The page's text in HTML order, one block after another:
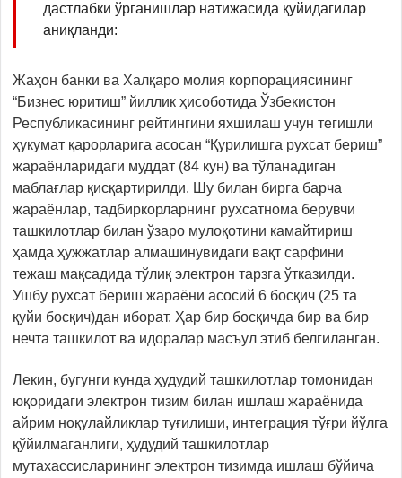
дастлабки ўрганишлар натижасида қуйидагилар
аниқланди:
Жаҳон банки ва Халқаро молия корпорациясининг
“Бизнес юритиш” йиллик ҳисоботида Ўзбекистон
Республикасининг рейтингини яхшилаш учун тегишли
ҳукумат қарорларига асосан “Қурилишга рухсат бериш”
жараёнларидаги муддат (84 кун) ва тўланадиган
маблағлар қисқартирилди. Шу билан бирга барча
жараёнлар, тадбиркорларнинг рухсатнома берувчи
ташкилотлар билан ўзаро мулоқотини камайтириш
ҳамда ҳужжатлар алмашинувидаги вақт сарфини
тежаш мақсадида тўлиқ электрон тарзга ўтказилди.
Ушбу рухсат бериш жараёни асосий 6 босқич (25 та
қуйи босқич)дан иборат. Ҳар бир босқичда бир ва бир
нечта ташкилот ва идоралар масъул этиб белгиланган.
Лекин, бугунги кунда ҳудудий ташкилотлар томонидан
юқоридаги электрон тизим билан ишлаш жараёнида
айрим ноқулайликлар туғилиши, интеграция тўғри йўлга
қўйилмаганлиги, ҳудудий ташкилотлар
мутахассисларининг электрон тизимда ишлаш бўйича